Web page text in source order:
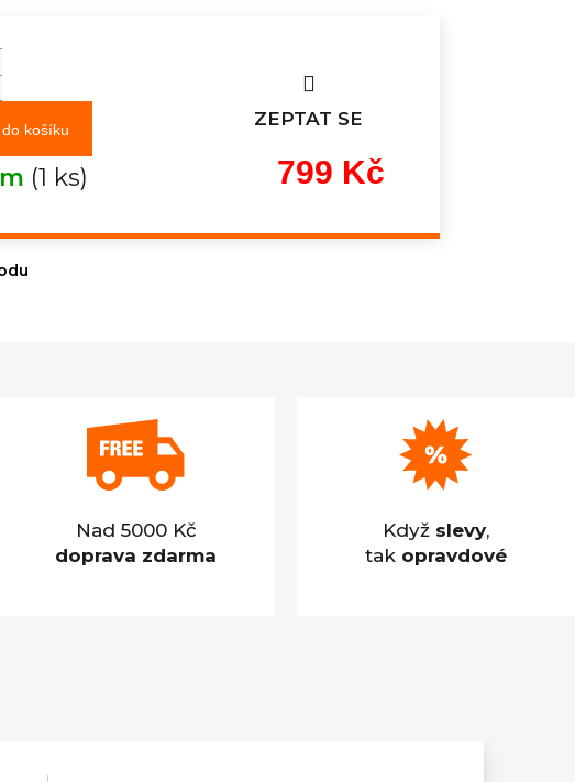
košíku
ZEPTAT SE
(1 ks) 799 Kč
cena:
Nad 5000 Kč
doprava zdarma
Když slevy,
tak opravdové